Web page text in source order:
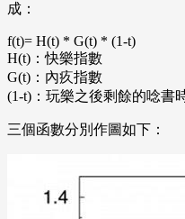
成：
f(t)= H(t) * G(t) * (1-t)
H(t)：快樂指數
G(t)：內疚指數
(1-t)：玩樂之後剩餘的唸書
三個函數分別作圖如下：